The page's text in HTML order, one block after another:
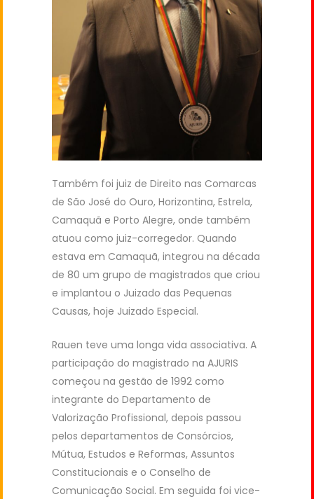
Também foi juiz de Direito nas Comarcas
de São José do Ouro, Horizontina, Estrela,
Camaquã e Porto Alegre, onde também
atuou como juiz-corregedor. Quando
estava em Camaquã, integrou na década
de 80 um grupo de magistrados que criou
e implantou o Juizado das Pequenas
Causas, hoje Juizado Especial.
Rauen teve uma longa vida associativa. A
participação do magistrado na AJURIS
começou na gestão de 1992 como
integrante do Departamento de
Valorização Profissional, depois passou
pelos departamentos de Consórcios,
Mútua, Estudos e Reformas, Assuntos
Constitucionais e o Conselho de
Comunicação Social. Em seguida foi vice-